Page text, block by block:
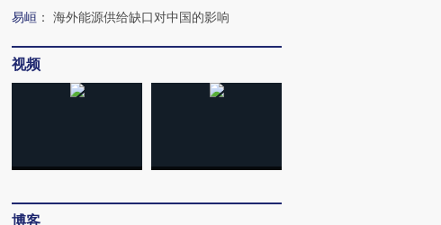
易峘 ： 海外能源供给缺口对中国的影响
视频
博客